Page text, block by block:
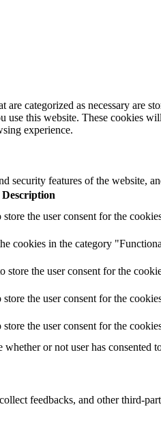
categorized as necessary are
use this website. These cookies
experience.
security features of the website,
Description
the user consent for the
cookies in the category
the user consent for the
the user consent for the
the user consent for the
or not user has consented
feedbacks, and other third-